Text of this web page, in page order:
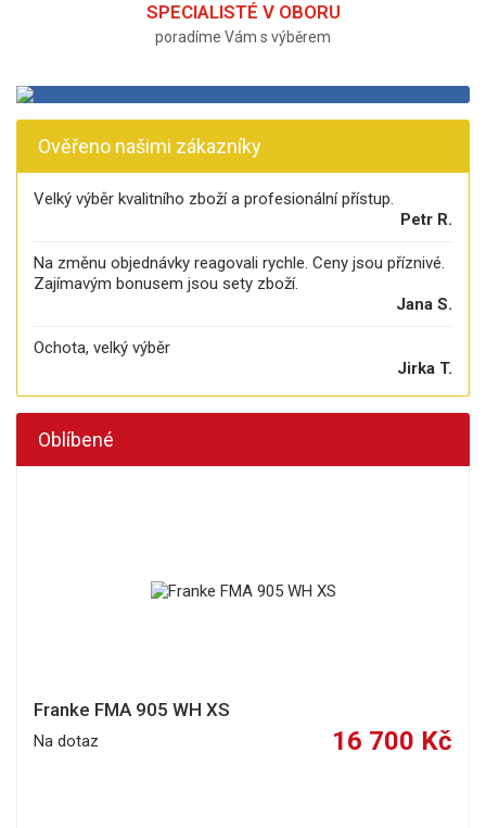
SPECIALISTÉ V OBORU
poradíme Vám s výběrem
Ověřeno našimi zákazníky
Velký výběr kvalitního zboží a profesionální přístup.
Petr R.
Na změnu objednávky reagovali rychle. Ceny jsou příznivé.
Zajímavým bonusem jsou sety zboží.
Jana S.
Ochota, velký výběr
Jirka T.
Oblíbené
Franke FMA 905 WH XS
Na dotaz 16 700 Kč